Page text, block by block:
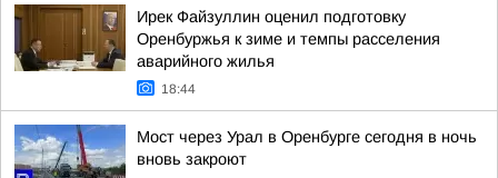
Ирек Файзуллин оценил подготовку
Оренбуржья к зиме и темпы расселения
аварийного жилья
18:44
Мост через Урал в Оренбурге сегодня в ночь
вновь закроют